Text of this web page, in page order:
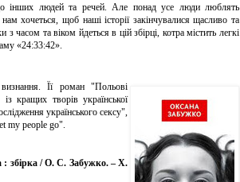
людей та речей. Але понад усе люди люблять
хочеться, щоб наші історії закінчувалися щасливо та
часом та віком йдеться в цій збірці, котра містить легкі
«24:33:42».
Її роман "Польові
кращих творів української
українського сексу",
my people go".
: збірка / О. С. Забужко. – Х.